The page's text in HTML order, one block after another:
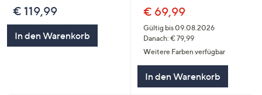
€ 119,99
In den Warenkorb
€ 69,99
Gültig bis 09.08.2026
Danach: € 79,99
Weitere Farben verfügbar
In den Warenkorb